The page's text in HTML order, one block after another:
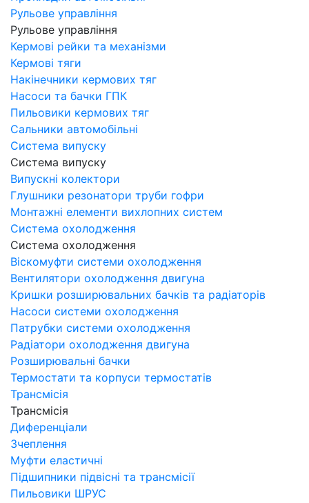
Рульове управління
Рульове управління
Кермові рейки та механізми
Кермові тяги
Накінечники кермових тяг
Насоси та бачки ГПК
Пильовики кермових тяг
Сальники автомобільні
Система випуску
Система випуску
Випускні колектори
Глушники резонатори труби гофри
Монтажні елементи вихлопних систем
Система охолодження
Система охолодження
Віскомуфти системи охолодження
Вентилятори охолодження двигуна
Кришки розширювальних бачків та радіаторів
Насоси системи охолодження
Патрубки системи охолодження
Радіатори охолодження двигуна
Розширювальні бачки
Термостати та корпуси термостатів
Трансмісія
Трансмісія
Диференціали
Зчеплення
Муфти еластичні
Підшипники підвісні та трансмісії
Пильовики ШРУС